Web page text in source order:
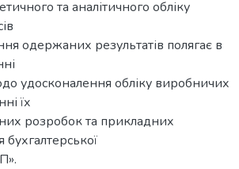
та аналітичного обліку
одержаних результатів полягає в
удосконалення обліку виробничих
їх
розробок та прикладних